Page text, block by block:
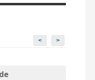
< >